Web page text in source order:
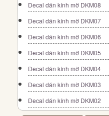
Decal dán kính mờ DKM08
Decal dán kính mờ DKM07
Decal dán kính mờ DKM06
Decal dán kính mờ DKM05
Decal dán kính mờ DKM04
Decal dán kính mờ DKM03
Decal dán kính mờ DKM02